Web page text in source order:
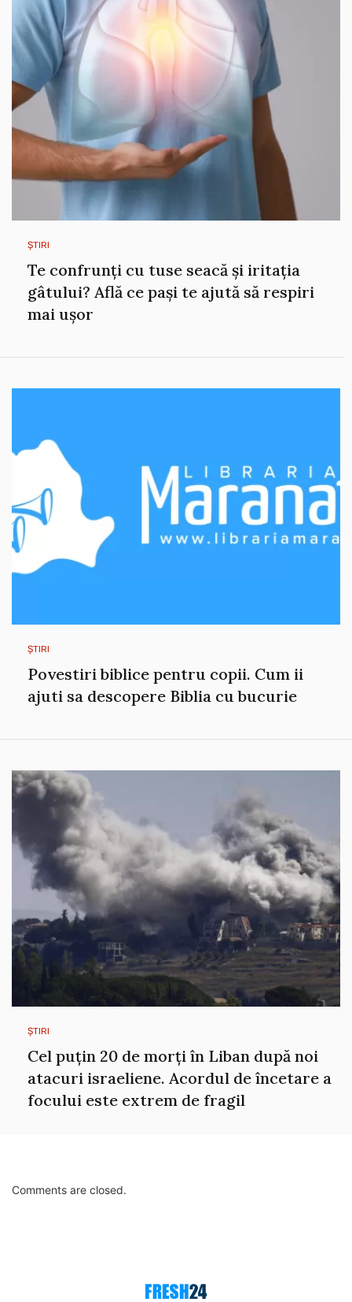
ȘTIRI
Te confrunți cu tuse seacă și iritația
gâtului? Află ce pași te ajută să respiri
mai ușor
ȘTIRI
Povestiri biblice pentru copii. Cum ii
ajuti sa descopere Biblia cu bucurie
ȘTIRI
Cel puțin 20 de morți în Liban după noi
atacuri israeliene. Acordul de încetare a
focului este extrem de fragil
Comments are closed.